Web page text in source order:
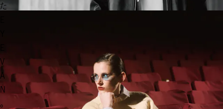
た
V
A
N
。